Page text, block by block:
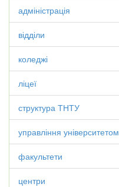
адміністрація
відділи
коледжі
ліцеї
структура ТНТУ
управління університетом
факультети
центри